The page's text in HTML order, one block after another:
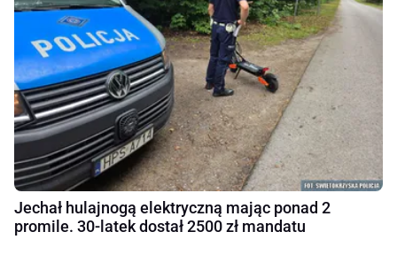
Jechał hulajnogą elektryczną mając ponad 2
promile. 30-latek dostał 2500 zł mandatu